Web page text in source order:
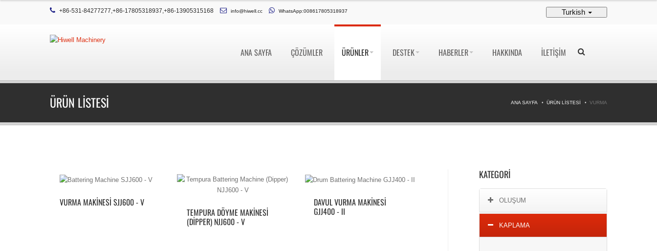
+86-531-84277277,+86-17805318937,+86-13905315168 info@hiwell.cc WhatsApp:008617805318937 Turkish
ANA SAYFA ÇÖZÜMLER ÜRÜNLER DESTEK HABERLER HAKKINDA İLETIŞIM
ÜRÜN LISTESI ANA SAYFA ÜRÜN LISTESI VURMA
VURMA MAKINESI SJJ600 - V
TEMPURA DÖYME MAKINESI
(DIPPER) NJJ600 - V
DAVUL VURMA MAKINESI
GJJ400 - II
KATEGORI
OLUŞUM
KAPLAMA